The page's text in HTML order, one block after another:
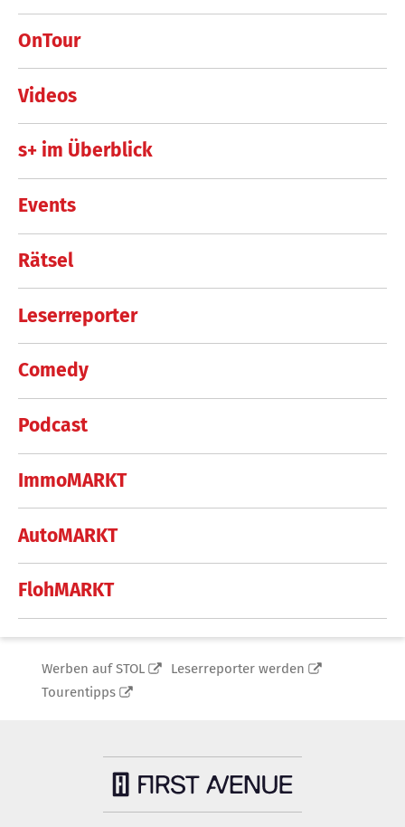
OnTour
Videos
s+ im Überblick
Events
Rätsel
Leserreporter
Comedy
Podcast
ImmoMARKT
AutoMARKT
FlohMARKT
Werben auf STOL
Leserreporter werden
Tourentipps